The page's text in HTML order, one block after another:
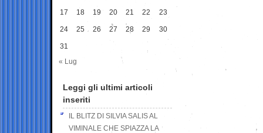
17 18 19 20 21 22 23
24 25 26 27 28 29 30
31
« Lug
Leggi gli ultimi articoli
inseriti
IL BLITZ DI SILVIA SALIS AL
VIMINALE CHE SPIAZZA LA